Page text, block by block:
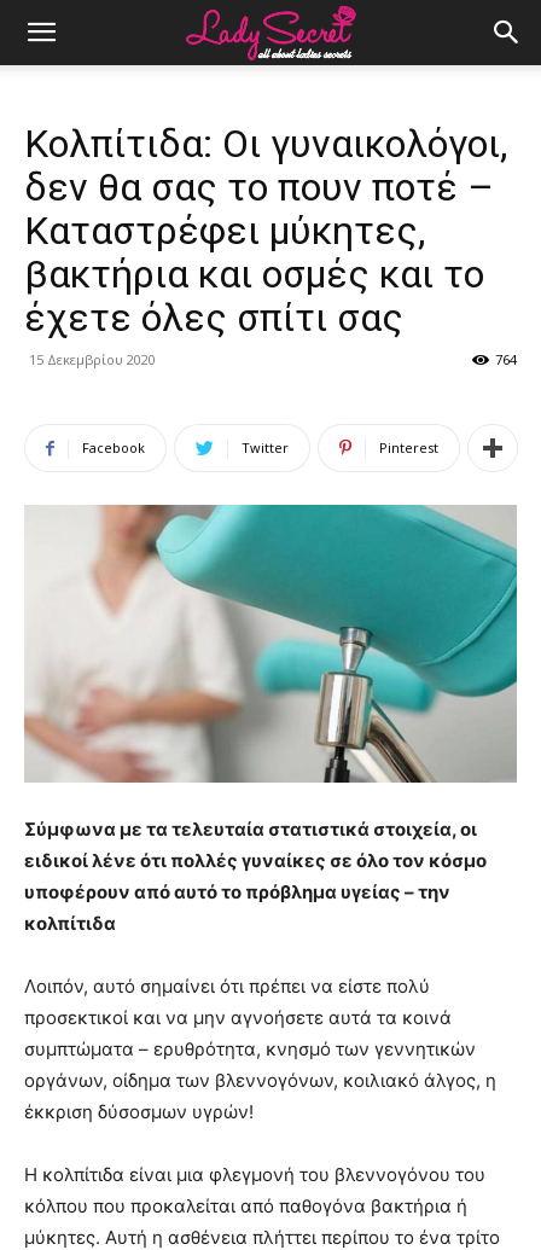
Κολπίτιδα: Οι γυναικολόγοι,
δεν θα σας το πουν ποτέ –
Καταστρέφει μύκητες,
βακτήρια και οσμές και το
έχετε όλες σπίτι σας
15 Δεκεμβρίου 2020 764
Facebook Twitter Pinterest
Σύμφωνα με τα τελευταία στατιστικά στοιχεία, οι
ειδικοί λένε ότι πολλές γυναίκες σε όλο τον κόσμο
υποφέρουν από αυτό το πρόβλημα υγείας – την
κολπίτιδα
Λοιπόν, αυτό σημαίνει ότι πρέπει να είστε πολύ
προσεκτικοί και να μην αγνοήσετε αυτά τα κοινά
συμπτώματα – ερυθρότητα, κνησμό των γεννητικών
οργάνων, οίδημα των βλεννογόνων, κοιλιακό άλγος, η
έκκριση δύσοσμων υγρών!
Η κολπίτιδα είναι μια φλεγμονή του βλεννογόνου του
κόλπου που προκαλείται από παθογόνα βακτήρια ή
μύκητες. Αυτή η ασθένεια πλήττει περίπου το ένα τρίτο